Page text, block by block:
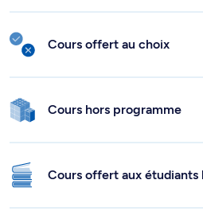
Cours offert au choix
Cours hors programme
Cours offert aux étudiants